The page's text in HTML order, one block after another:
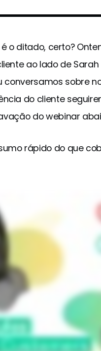
é o ditado, certo?
ao lado de
conversamos sobre
do cliente
do webinar
rápido do que